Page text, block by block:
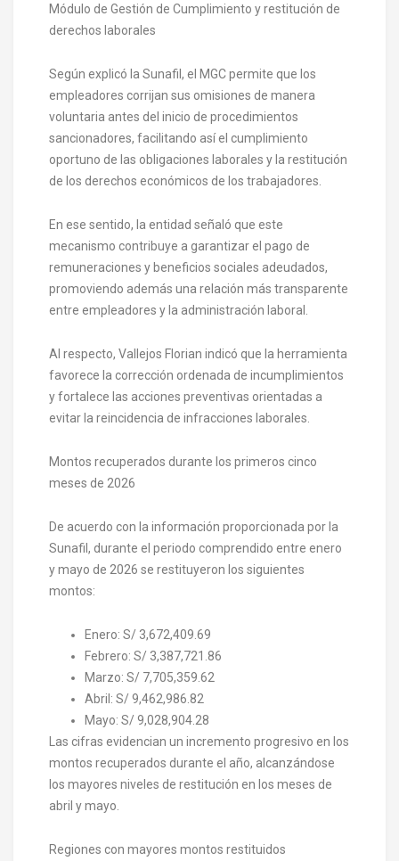
Módulo de Gestión de Cumplimiento y restitución de
derechos laborales
Según explicó la Sunafil, el MGC permite que los
empleadores corrijan sus omisiones de manera
voluntaria antes del inicio de procedimientos
sancionadores, facilitando así el cumplimiento
oportuno de las obligaciones laborales y la restitución
de los derechos económicos de los trabajadores.
En ese sentido, la entidad señaló que este
mecanismo contribuye a garantizar el pago de
remuneraciones y beneficios sociales adeudados,
promoviendo además una relación más transparente
entre empleadores y la administración laboral.
Al respecto, Vallejos Florian indicó que la herramienta
favorece la corrección ordenada de incumplimientos
y fortalece las acciones preventivas orientadas a
evitar la reincidencia de infracciones laborales.
Montos recuperados durante los primeros cinco
meses de 2026
De acuerdo con la información proporcionada por la
Sunafil, durante el periodo comprendido entre enero
y mayo de 2026 se restituyeron los siguientes
montos:
Enero: S/ 3,672,409.69
Febrero: S/ 3,387,721.86
Marzo: S/ 7,705,359.62
Abril: S/ 9,462,986.82
Mayo: S/ 9,028,904.28
Las cifras evidencian un incremento progresivo en los
montos recuperados durante el año, alcanzándose
los mayores niveles de restitución en los meses de
abril y mayo.
Regiones con mayores montos restituidos